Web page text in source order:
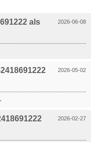
2026-06-08
als
2026-05-02
2026-02-27